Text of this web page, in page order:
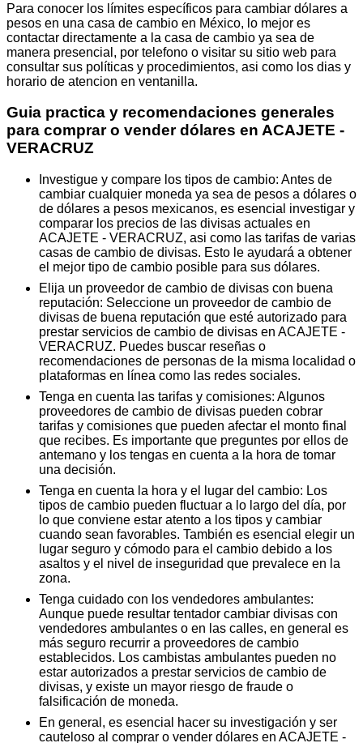
Para conocer los límites específicos para cambiar dólares a
pesos en una casa de cambio en México, lo mejor es
contactar directamente a la casa de cambio ya sea de
manera presencial, por telefono o visitar su sitio web para
consultar sus políticas y procedimientos, asi como los dias y
horario de atencion en ventanilla.
Guia practica y recomendaciones generales
para comprar o vender dólares en ACAJETE -
VERACRUZ
Investigue y compare los tipos de cambio: Antes de
cambiar cualquier moneda ya sea de pesos a dólares o
de dólares a pesos mexicanos, es esencial investigar y
comparar los precios de las divisas actuales en
ACAJETE - VERACRUZ, asi como las tarifas de varias
casas de cambio de divisas. Esto le ayudará a obtener
el mejor tipo de cambio posible para sus dólares.
Elija un proveedor de cambio de divisas con buena
reputación: Seleccione un proveedor de cambio de
divisas de buena reputación que esté autorizado para
prestar servicios de cambio de divisas en ACAJETE -
VERACRUZ. Puedes buscar reseñas o
recomendaciones de personas de la misma localidad o
plataformas en línea como las redes sociales.
Tenga en cuenta las tarifas y comisiones: Algunos
proveedores de cambio de divisas pueden cobrar
tarifas y comisiones que pueden afectar el monto final
que recibes. Es importante que preguntes por ellos de
antemano y los tengas en cuenta a la hora de tomar
una decisión.
Tenga en cuenta la hora y el lugar del cambio: Los
tipos de cambio pueden fluctuar a lo largo del día, por
lo que conviene estar atento a los tipos y cambiar
cuando sean favorables. También es esencial elegir un
lugar seguro y cómodo para el cambio debido a los
asaltos y el nivel de inseguridad que prevalece en la
zona.
Tenga cuidado con los vendedores ambulantes:
Aunque puede resultar tentador cambiar divisas con
vendedores ambulantes o en las calles, en general es
más seguro recurrir a proveedores de cambio
establecidos. Los cambistas ambulantes pueden no
estar autorizados a prestar servicios de cambio de
divisas, y existe un mayor riesgo de fraude o
falsificación de moneda.
En general, es esencial hacer su investigación y ser
cauteloso al comprar o vender dólares en ACAJETE -